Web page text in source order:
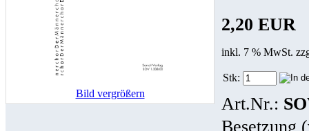
Bild vergrößern
2,20 EUR
inkl. 7 % MwSt.
Stk:
Art.Nr.:
Besetzung